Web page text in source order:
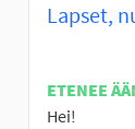
Lapset,
ETENEE
Hei!